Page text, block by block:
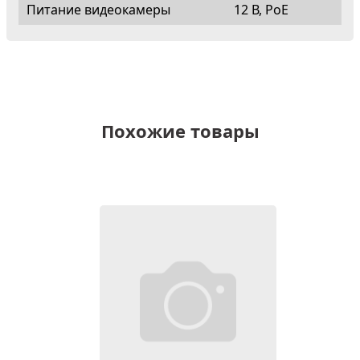
Питание видеокамеры
12 В, PoE
Похожие товары